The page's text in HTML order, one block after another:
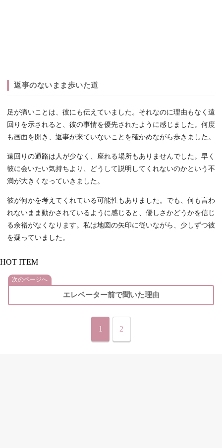
返事のないまま歩いた道
足が痛いことは、彼にも伝えていました。それなのに理由もなく遠
回りを示されると、彼の事情を優先されたように感じました。何度
も画面を開き、返事が来ていないことを確かめながら歩きました。
遠回りの通路は人が少なく、座れる場所もありませんでした。早く
彼に会いたい気持ちより、どうして説明してくれないのかという不
満が大きくなっていきました。
彼が何かを考えてくれている可能性もありました。でも、何も言わ
れないまま動かされているように感じると、優しさかどうかを信じ
る余裕がなくなります。私は地図の矢印に従いながら、少しずつ彼
を疑っていました。
HOT ITEM
次のページへ
エレベーター前で聞いた理由
1 2